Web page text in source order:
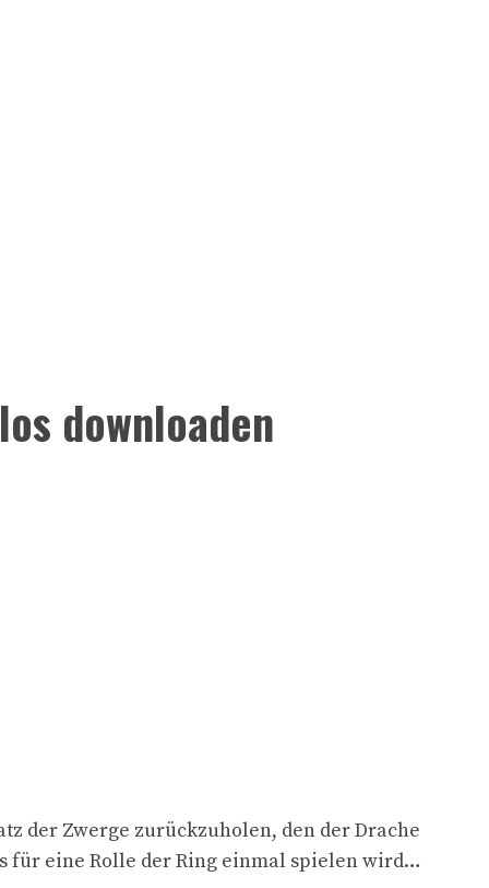
downloaden
der Zwerge zurückzuholen, den der Drache
für eine Rolle der Ring einmal spielen wird…